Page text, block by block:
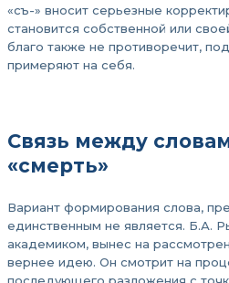
«съ-» вносит серьезные
становится собственной или
благо также не противоречит,
примеряют на себя.
Связь между
«смерть»
Вариант формирования слова,
единственным не является. Б.А.
академиком, вынес на
вернее идею. Он смотрит на